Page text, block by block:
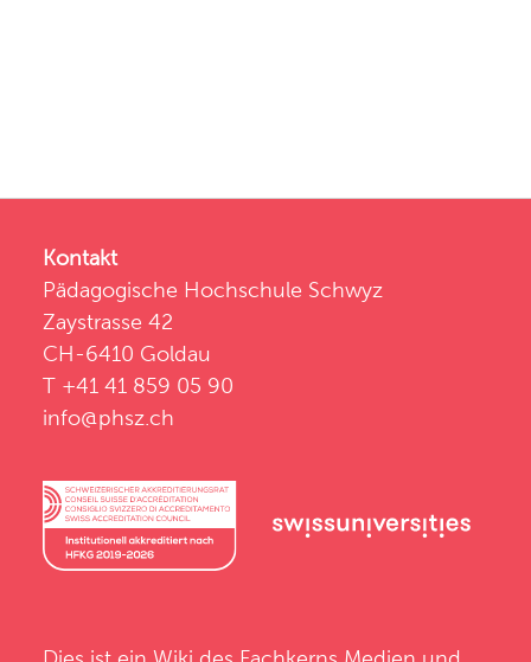
Kontakt
Pädagogische Hochschule Schwyz
Zaystrasse 42
CH-6410 Goldau
T +41 41 859 05 90
info@phsz.ch